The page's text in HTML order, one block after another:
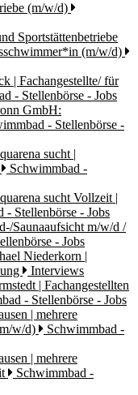
(m/w/d)
Sportstättenbetriebe
(m/w/d)
| Fachangestellte/ für
- Stellenbörse - Jobs
GmbH:
- Stellenbörse -
sucht |
Schwimmbad -
sucht Vollzeit |
- Stellenbörse - Jobs
Saunaaufsicht m/w/d /
- Jobs
Niederkorn |
Interviews
| Fachangestellten
- Stellenbörse - Jobs
| mehrere
w/d)
Schwimmbad -
| mehrere
Schwimmbad -